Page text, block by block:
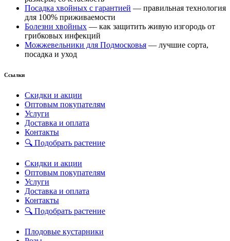
Посадка хвойных с гарантией — правильная технология
для 100% приживаемости
Болезни хвойных — как защитить живую изгородь от
грибковых инфекций
Можжевельники для Подмосковья — лучшие сорта,
посадка и уход
Ссылки
Скидки и акции
Оптовым покупателям
Услуги
Доставка и оплата
Контакты
🔍 Подобрать растение
Скидки и акции
Оптовым покупателям
Услуги
Доставка и оплата
Контакты
🔍 Подобрать растение
Плодовые кустарники